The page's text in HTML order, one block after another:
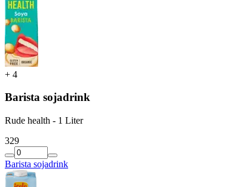
+ 4
Barista sojadrink
Rude health - 1 Liter
329
Barista sojadrink